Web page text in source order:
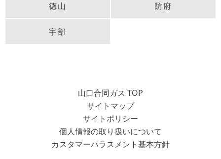
徳山 防府
宇部
山口合同ガス TOP
サイトマップ
サイトポリシー
個人情報の取り扱いについて
カスタマーハラスメント基本方針